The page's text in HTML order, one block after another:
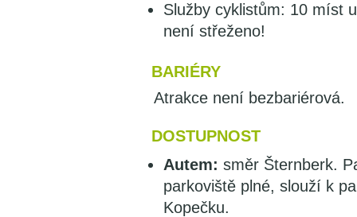
Služby cyklistům: 10 míst
není střeženo!
BARIÉRY
Atrakce není bezbariérová.
DOSTUPNOST
Autem: směr Šternberk.
parkoviště plné, slouží k
Kopečku.